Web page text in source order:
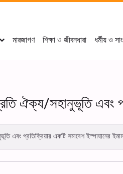
মারজাগণ শিক্ষা ও জীবনধারা ধর্মীয় ও
ঐক্য/সহানুভূতি এবং
এবং প্রতিক্রিয়ার একটি সমাবেশ ইস্পাহানের